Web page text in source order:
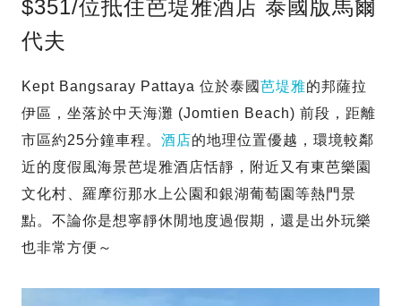
$351/位抵住芭堤雅酒店 泰國版馬爾
代夫
Kept Bangsaray Pattaya 位於泰國 芭堤雅的邦薩拉
伊區，坐落於中天海灘 (Jomtien Beach) 前段，距離
市區約25分鐘車程。 酒店的地理位置優越，環境較鄰
近的度假風海景芭堤雅酒店恬靜，附近又有東芭樂園
文化村、羅摩衍那水上公園和銀湖葡萄園等熱門景
點。不論你是想寧靜休閒地度過假期，還是出外玩樂
也非常方便～